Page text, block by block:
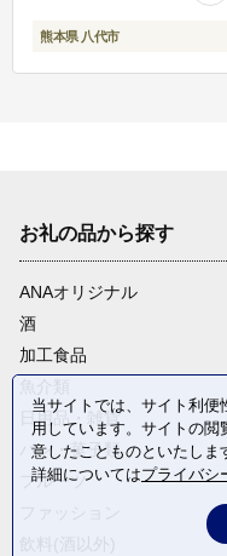
熊本県 八代市
お礼の品から探す
ANAオリジナル
酒
加工食品
日用品・雑貨
パン・菓子類
フルーツ
当サイトでは、サイト利便
用しています。サイトの閲
意したことものといたしま
詳細についてはプライバシ